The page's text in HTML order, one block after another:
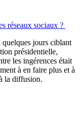
réseaux sociaux ?
jours ciblant
présidentielle,
les ingérences était
à en faire plus et à
la diffusion.